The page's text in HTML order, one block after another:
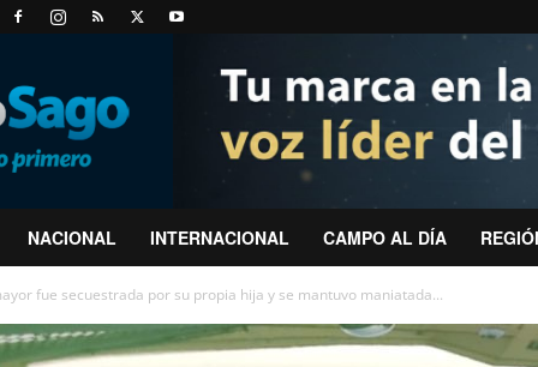
NACIONAL INTERNACIONAL CAMPO AL DÍA
fue secuestrada por su propia hija y se mantuvo maniatada...